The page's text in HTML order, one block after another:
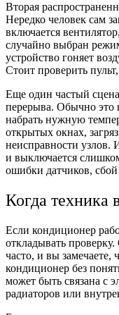
Вторая
Нередко человек сам
включается
случайно выбран
устройство гоняет
Стоит проверить
Еще один частый
перерыва. Обычно это
набрать нужную
открытых окнах,
неисправности узлов.
и выключается
ошибки датчиков,
Когда техника
Если кондиционер
откладывать
часто, и вы замечаете,
кондиционер без
может быть связана с
радиаторов или